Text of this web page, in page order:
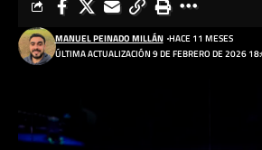
ÚLTIMA ACTUALIZACIÓN 9 DE FEBRERO DE 2026
MANUEL PEINADO MILLÁN HACE 11 MESES